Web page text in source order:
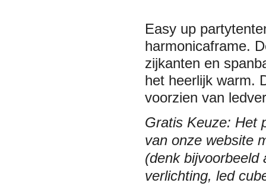
Easy up
harmonicaframe.
zijkanten en
het heerlijk warm.
voorzien van
Gratis Keuze: Het
van onze website
(denk bijvoorbeeld
verlichting, led